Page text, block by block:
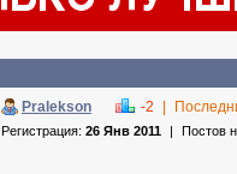
Pralekson -2
Регистрация: 26 Янв 2011 | Постов